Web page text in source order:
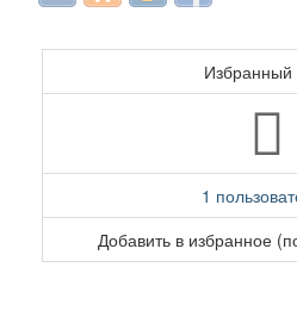
Избранный
1
Добавить в избранное